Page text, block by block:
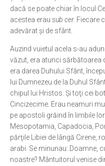
dacă se poate chiar în locul
acestea erau sub cer. Fiecare
adevărat şi de sfânt.
Auzind vuietul acela s-au
văzut, era atunci sărbătoarea
era darea Duhului Sfânt,
lui Dumnezeu de la Duhul
chipul lui Hristos. Şi toţi cei
Cincizecime. Erau neamuri
pe apostoli grăind în limbile
Mesopotamia, Capadocia,
părţile Libiei de lângă Cirene,
arabi. Se minunau: Doamne,
noastre? Mântuitorul venise